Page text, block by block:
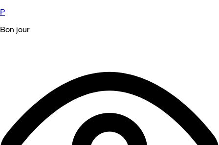
P
Bon jour